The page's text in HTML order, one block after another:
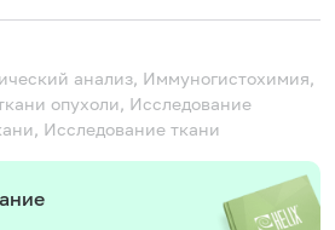
анализ, Иммуногистохимия,
опухоли, Исследование
Исследование ткани